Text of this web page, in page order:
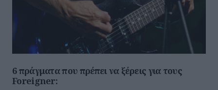
6 πράγματα που πρέπει να ξέρεις για τους
Foreigner: